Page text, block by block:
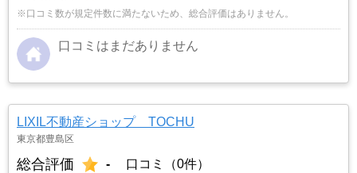
※口コミ数が規定件数に満たないため、総合評価はありません。
口コミはまだありません
LIXIL不動産ショップ TOCHU
東京都豊島区
総合評価 - 口コミ（0件）